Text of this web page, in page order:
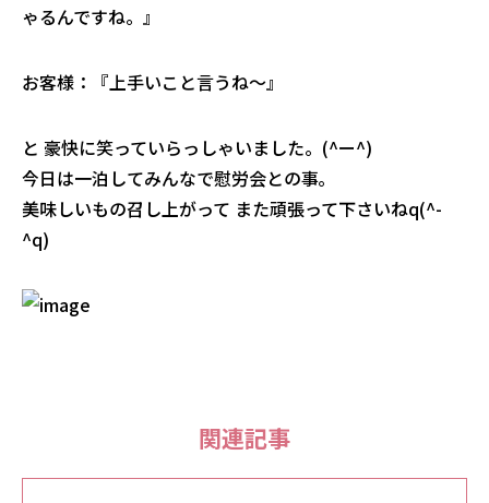
ゃるんですね。』
お客様：『上手いこと言うね～』
と 豪快に笑っていらっしゃいました。(^ー^)
今日は一泊してみんなで慰労会との事｡
美味しいもの召し上がって また頑張って下さいねq(^-
^q)
関連記事